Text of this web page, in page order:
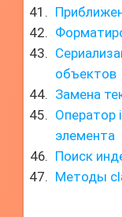
объектов
Замена
Оператор
элемента
Поиск
Методы